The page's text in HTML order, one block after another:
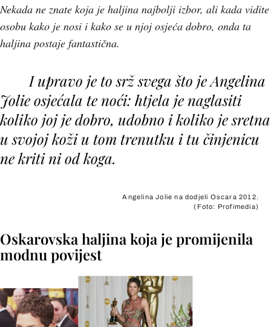
Nekada ne znate koja je haljina najbolji izbor, ali kada vidite
osobu kako je nosi i kako se u njoj osjeća dobro, onda ta
haljina postaje fantastična.
I upravo je to srž svega što jeAngelina
Jolieosjećala te noći: htjela je naglasiti
koliko joj je dobro, udobno ikoliko je sretna
u svojoj koži u tom trenutku i tu činjenicu
ne kriti ni od koga.
Angelina Jolie na dodjeli Oscara 2012.
(Foto: Profimedia)
Oskarovska haljina koja je promijenila
modnu povijest